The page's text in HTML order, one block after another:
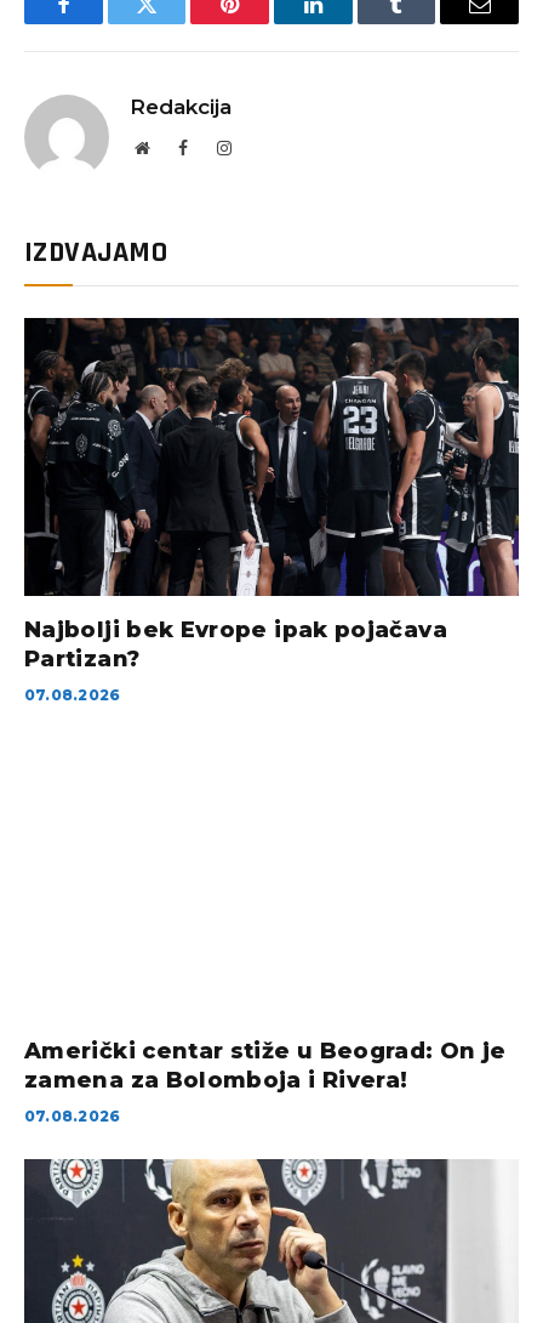
FacebookTwitter Pinterest LinkedInTumblr Email
Redakcija
WebsiteFacebookInstagram
IZDVAJAMO
Najbolji bek Evrope ipak pojačava
Partizan?
07.08.2026
Američki centar stiže u Beograd: On je
zamena za Bolomboja i Rivera!
07.08.2026